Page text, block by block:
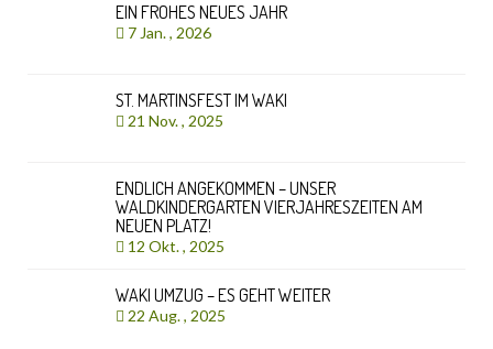
EIN FROHES NEUES JAHR
7 Jan. , 2026
ST. MARTINSFEST IM WAKI
21 Nov. , 2025
ENDLICH ANGEKOMMEN – UNSER
WALDKINDERGARTEN VIERJAHRESZEITEN AM
NEUEN PLATZ!
12 Okt. , 2025
WAKI UMZUG – ES GEHT WEITER
22 Aug. , 2025